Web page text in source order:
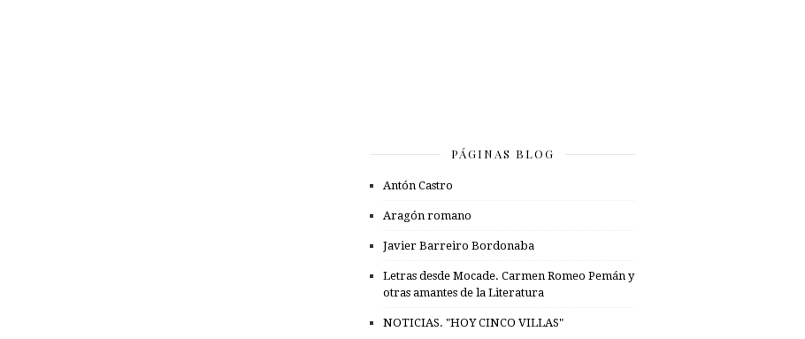
PÁGINAS BLOG
Antón Castro
Aragón romano
Javier Barreiro Bordonaba
Letras desde Mocade. Carmen Romeo Pemán y
otras amantes de la Literatura
NOTICIAS. "HOY CINCO VILLAS"